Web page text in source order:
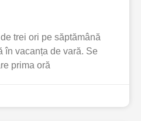
trei ori pe săptămână
în vacanța de vară. Se
prima oră